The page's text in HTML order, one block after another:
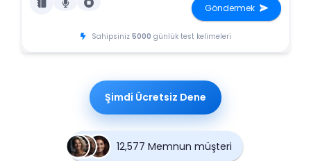
Göndermek
Sahipsiniz 5000 günlük test kelimeleri
Şimdi Ücretsiz Dene
12,577 Memnun müşteri